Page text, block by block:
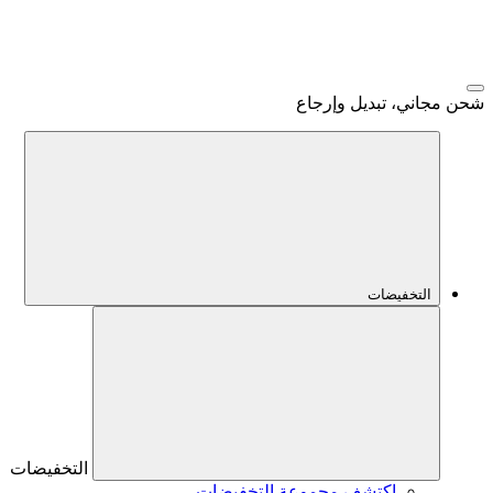
شحن مجاني، تبديل وإرجاع
التخفيضات
التخفيضات